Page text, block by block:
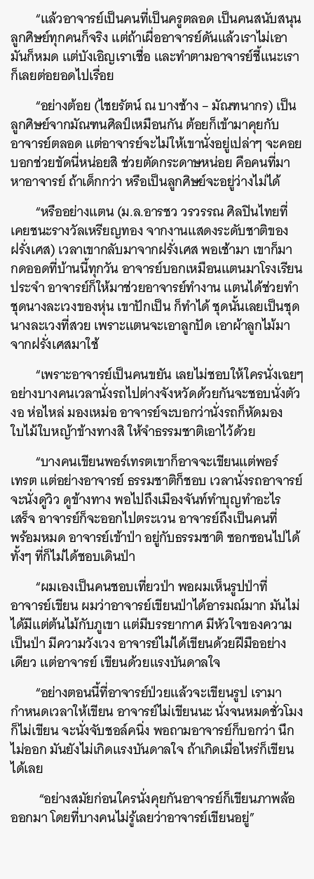
“แล้วอาจารย์เป็นคนที่เป็นครูตลอด เป็นคนสนับสนุน
ลูกศิษย์ทุกคนก็จริง แต่ถ้าเผื่ออาจารย์ดันแล้วเราไม่เอา
มันก็หมด แต่บังเอิญเราเชื่อ และทำตามอาจารย์ชี้แนะเรา
ก็เลยต่อยอดไปเรื่อย
“อย่างต้อย (ไชยรัตน์ ณ บางช้าง – มัณฑนากร) เป็น
ลูกศิษย์จากมัณฑนศิลป์เหมือนกัน ต้อยก็เข้ามาคุยกับ
อาจารย์ตลอด แต่อาจารย์จะไม่ให้เขานั่งอยู่เปล่าๆ จะคอย
บอกช่วยขัดนี่หน่อยสิ ช่วยตัดกระดาษหน่อย คือคนที่มา
หาอาจารย์ ถ้าเด็กกว่า หรือเป็นลูกศิษย์จะอยู่ว่างไม่ได้
“หรืออย่างแตน (ม.ล.อารชว วรวรรณ ศิลปินไทยที่
เคยชนะรางวัลเหรียญทอง จากงานแสดงระดับชาติของ
ฝรั่งเศส) เวลาเขากลับมาจากฝรั่งเศส พอเช้ามา เขาก็มา
กดออดที่บ้านนี้ทุกวัน อาจารย์บอกเหมือนแตนมาโรงเรียน
ประจำ อาจารย์ก็ให้มาช่วยอาจารย์ทำงาน แตนได้ช่วยทำ
ชุดนางละเวงของหุ่น เขาปักเป็น ก็ทำได้ ชุดนั้นเลยเป็นชุด
นางละเวงที่สวย เพราะแตนจะเอาลูกปัด เอาผ้าลูกไม้มา
จากฝรั่งเศสมาใช้
“เพราะอาจารย์เป็นคนขยัน เลยไม่ชอบให้ใครนั่งเฉยๆ
อย่างบางคนเวลานั่งรถไปต่างจังหวัดด้วยกันจะชอบนั่งตัว
งอ ห่อไหล่ มองเหม่อ อาจารย์จะบอกว่านั่งรถก็หัดมอง
ใบไม้ใบหญ้าข้างทางสิ ให้จำธรรมชาติเอาไว้ด้วย
“บางคนเขียนพอร์เทรตเขาก็อาจจะเขียนแต่พอร์
เทรต แต่อย่างอาจารย์ ธรรมชาติก็ชอบ เวลานั่งรถอาจารย์
จะนั่งดูวิว ดูข้างทาง พอไปถึงเมืองจันท์ทำบุญทำอะไร
เสร็จ อาจารย์ก็จะออกไปตระเวน อาจารย์ถึงเป็นคนที่
พร้อมหมด อาจารย์เข้าป่า อยู่กับธรรมชาติ ซอกซอนไปได้
ทั้งๆ ที่ก็ไม่ได้ชอบเดินป่า
“ผมเองเป็นคนชอบเที่ยวป่า พอผมเห็นรูปป่าที่
อาจารย์เขียน ผมว่าอาจารย์เขียนป่าได้อารมณ์มาก มันไม่
ได้มีแต่ต้นไม้กับภูเขา แต่มีบรรยากาศ มีหัวใจของความ
เป็นป่า มีความวังเวง อาจารย์ไม่ได้เขียนด้วยฝีมืออย่าง
เดียว แต่อาจารย์ เขียนด้วยแรงบันดาลใจ
“อย่างตอนนี้ที่อาจารย์ป่วยแล้วจะเขียนรูป เรามา
กำหนดเวลาให้เขียน อาจารย์ไม่เขียนนะ นั่งจนหมดชั่วโมง
ก็ไม่เขียน จะนั่งจับชอล์คนิ่ง พอถามอาจารย์ก็บอกว่า นึก
ไม่ออก มันยังไม่เกิดแรงบันดาลใจ ถ้าเกิดเมื่อไหร่ก็เขียน
ได้เลย
“อย่างสมัยก่อนใครนั่งคุยกันอาจารย์ก็เขียนภาพล้อ
ออกมา โดยที่บางคนไม่รู้เลยว่าอาจารย์เขียนอยู่”